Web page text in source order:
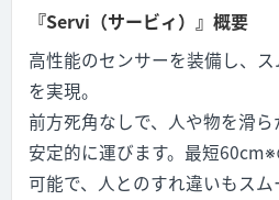
『Servi（サービィ）』概要
高性能のセンサーを装備し、
を実現。
前方死角なしで、人や物を滑
安定的に運びます。最短
可能で、人とのすれ違いもスム